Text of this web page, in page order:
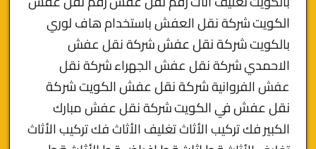
الكويتشركة نقل العفش باستخدام هاف لوري
بالكويتشركة نقل عفششركة نقل عفش
الاحمديشركة نقل عفش الجهراءشركة نقل
عفش الفروانيةشركة نقل عفش الكويتشركة
نقل عفش في الكويتشركة نقل عفش مبارك
الكبيرفك تركيب الأثاث تغليف الأثاث فك تركيب الأثاث